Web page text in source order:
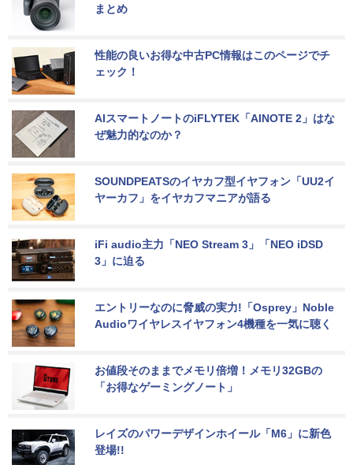
まとめ
性能の良いお得な中古PC情報はこのページでチ
ェック！
AIスマートノートのiFLYTEK「AINOTE 2」はな
ぜ魅力的なのか？
SOUNDPEATSのイヤカフ型イヤフォン「UU2イ
ヤーカフ」をイヤカフマニアが語る
iFi audio主力「NEO Stream 3」「NEO iDSD
3」に迫る
エントリーなのに脅威の実力!「Osprey」Noble
Audioワイヤレスイヤフォン4機種を一気に聴く
お値段そのままでメモリ倍増！メモリ32GBの
「お得なゲーミングノート」
レイズのパワーデザインホイール「M6」に新色
登場!!